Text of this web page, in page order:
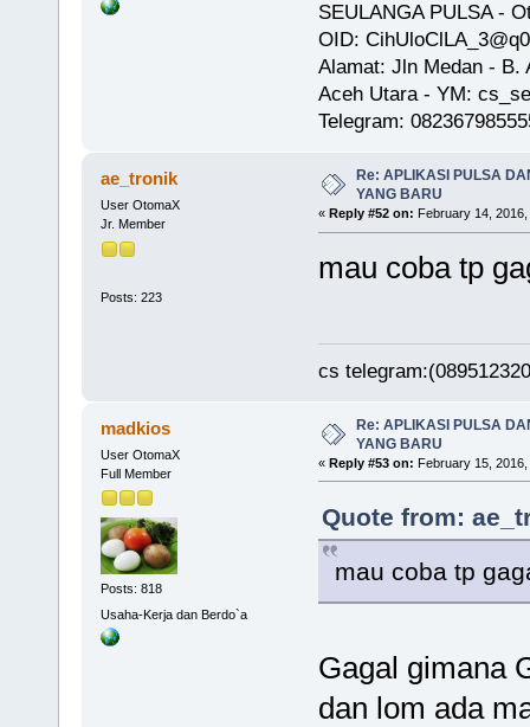
SEULANGA PULSA -
OID:
Alamat: Jln Medan - B.
Aceh Utara - YM:
Telegram:
ae_tronik
User OtomaX
Jr. Member
Posts: 223
Re: APLIKASI PULSA
YANG BARU
« Reply #52 on: February 14,
mau coba tp
cs
madkios
User OtomaX
Full Member
Posts: 818
Usaha-Kerja dan Berdo`a
Re: APLIKASI PULSA
YANG BARU
« Reply #53 on: February 15, 2016,
Quote from:
mau coba tp
Gagal gimana
dan lom ada